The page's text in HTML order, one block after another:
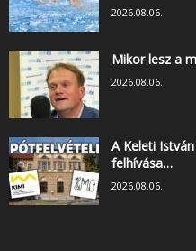
2026.08.06.
Mikor lesz a
2026.08.06.
A Keleti
felhívása…
2026.08.06.